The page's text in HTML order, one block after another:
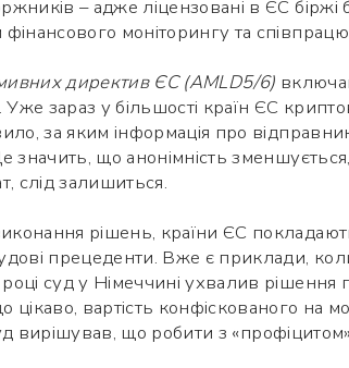
– адже ліцензовані в ЄС біржі
моніторингу та
директив ЄС (AMLD5/6)
Уже зараз у більшості країн ЄС
за яким інформація про
значить, що анонімність
слід залишиться.
рішень, країни ЄС
прецеденти. Вже є приклади,
суд у Німеччині ухвалив рішення
цікаво, вартість конфіскованого
вирішував, що робити з